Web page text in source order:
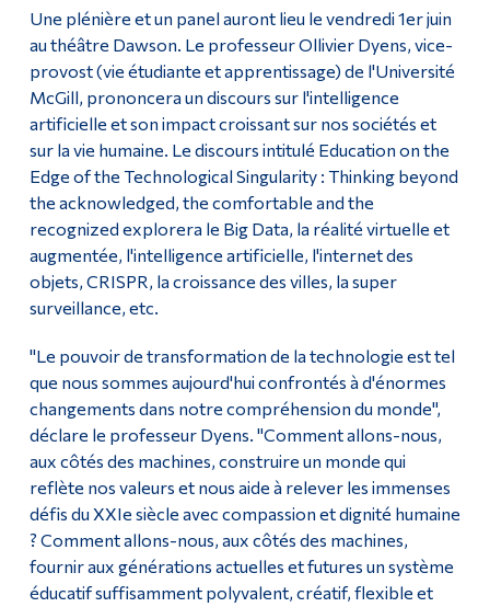
Une plénière et un panel auront lieu le vendredi 1er juin
au théâtre Dawson. Le professeur Ollivier Dyens, vice-
provost (vie étudiante et apprentissage) de l'Université
McGill, prononcera un discours sur l'intelligence
artificielle et son impact croissant sur nos sociétés et
sur la vie humaine. Le discours intitulé Education on the
Edge of the Technological Singularity : Thinking beyond
the acknowledged, the comfortable and the
recognized explorera le Big Data, la réalité virtuelle et
augmentée, l'intelligence artificielle, l'internet des
objets, CRISPR, la croissance des villes, la super
surveillance, etc.
"Le pouvoir de transformation de la technologie est tel
que nous sommes aujourd'hui confrontés à d'énormes
changements dans notre compréhension du monde",
déclare le professeur Dyens. "Comment allons-nous,
aux côtés des machines, construire un monde qui
reflète nos valeurs et nous aide à relever les immenses
défis du XXIe siècle avec compassion et dignité humaine
? Comment allons-nous, aux côtés des machines,
fournir aux générations actuelles et futures un système
éducatif suffisamment polyvalent, créatif, flexible et